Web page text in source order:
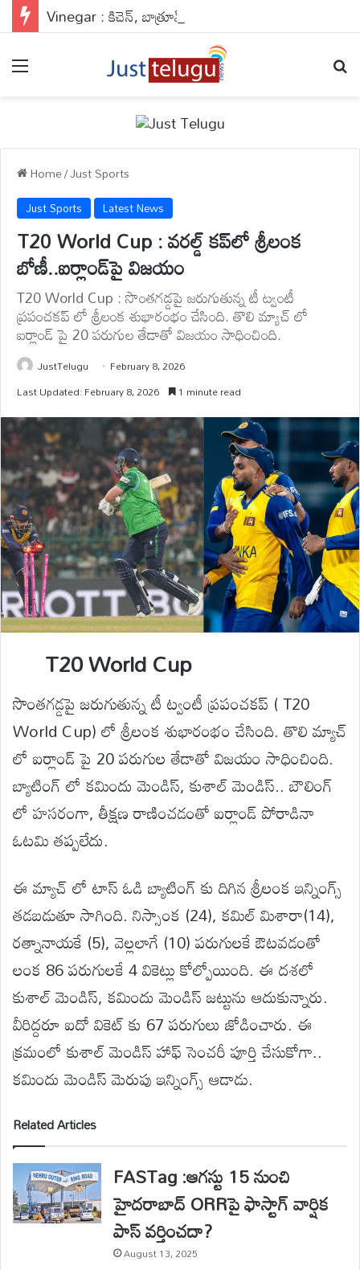
Home/Just Sports
Just Sports Latest News
T20 World Cup : వరల్డ్ కప్‌లో శ్రీలంక
బోణీ..ఐర్లాండ్‌పై విజయం
T20 World Cup : సొంతగడ్డపై జరుగుతున్న టీ ట్వంటీ
ప్రపంచకప్ లో శ్రీలంక శుభారంభం చేసింది. తొలి మ్యాచ్ లో
ఐర్లాండ్ పై 20 పరుగుల తేడాతో విజయం సాధించింది.
JustTelugu
February 8, 2026
Last Updated: February 8, 2026
1 minute read
T20 World Cup
సొంతగడ్డపై జరుగుతున్న టీ ట్వంటీ ప్రపంచకప్ ( T20
World Cup) లో శ్రీలంక శుభారంభం చేసింది. తొలి మ్యాచ్
లో ఐర్లాండ్ పై 20 పరుగుల తేడాతో విజయం సాధించింది.
బ్యాటింగ్ లో కమిందు మెండిస్, కుశాల్ మెండిస్.. బౌలింగ్
లో హసరంగా, తీక్షణ రాణించడంతో ఐర్లాండ్ పోరాడినా
ఓటమి తప్పలేదు.
ఈ మ్యాచ్ లో టాస్ ఓడి బ్యాటింగ్ కు దిగిన శ్రీలంక ఇన్నింగ్స్
తడబడుతూ సాగింది. నిస్సాంక (24), కమిల్ మిశారా(14),
రత్నానాయకే (5), వెల్లలాగే (10) పరుగులకే ఔటవడంతో
లంక 86 పరుగులకే 4 వికెట్లు కోల్పోయింది. ఈ దశలో
కుశాల్ మెండిస్, కమిందు మెండిస్ జట్టును ఆదుకున్నారు.
వీరిద్దరూ ఐదో వికెట్ కు 67 పరుగులు జోడించారు. ఈ
క్రమంలో కుశాల్ మెండిస్ హాఫ్ సెంచరీ పూర్తి చేసుకోగా..
కమిందు మెండిస్ మెరుపు ఇన్నింగ్స్ ఆడాడు.
Related Articles
FASTag :ఆగస్టు 15 నుంచి
హైదరాబాద్ ORRపై ఫాస్టాగ్ వార్షిక
పాస్ వర్తించదా?
August 13, 2025